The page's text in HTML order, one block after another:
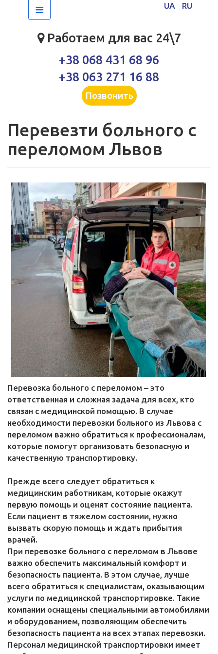
≡ UA RU
Работаем для вас 24\7
+38 068 431 68 96
+38 063 271 16 88
Позвонить
Перевезти больного с
переломом Львов
Перевозка больного с переломом – это
ответственная и сложная задача для всех, кто
связан с медицинской помощью. В случае
необходимости перевозки больного из Львова с
переломом важно обратиться к профессионалам,
которые помогут организовать безопасную и
качественную транспортировку.
Прежде всего следует обратиться к
медицинским работникам, которые окажут
первую помощь и оценят состояние пациента.
Если пациент в тяжелом состоянии, нужно
вызвать скорую помощь и ждать прибытия
врачей.
При перевозке больного с переломом в Львове
важно обеспечить максимальный комфорт и
безопасность пациента. В этом случае, лучше
всего обратиться к специалистам, оказывающим
услуги по медицинской транспортировке. Такие
компании оснащены специальными автомобилями
и оборудованием, позволяющим обеспечить
безопасность пациента на всех этапах перевозки.
Персонал медицинской транспортировки имеет